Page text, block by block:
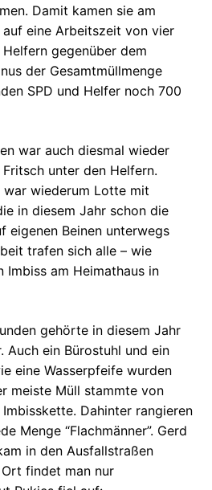
Damit kamen sie am
eine Arbeitszeit von vier
gegenüber dem
der Gesamtmüllmenge
SPD und Helfer noch 700
war auch diesmal wieder
unter den Helfern.
war wiederum Lotte mit
in diesem Jahr schon die
eigenen Beinen unterwegs
trafen sich alle – wie
Imbiss am Heimathaus in
gehörte in diesem Jahr
Auch ein Bürostuhl und ein
eine Wasserpfeife wurden
meiste Müll stammte von
Dahinter rangieren
Menge “Flachmänner”. Gerd
in den Ausfallstraßen
findet man nur